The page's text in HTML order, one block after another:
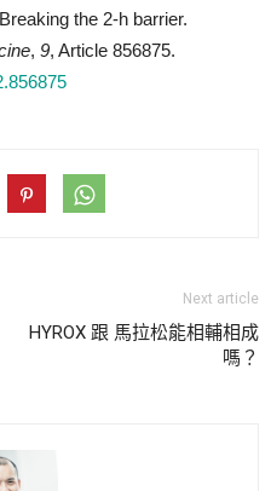
the 2-h barrier.
, 9, Article 856875.
Next article
HYROX 跟 馬拉松能相輔相成
嗎？